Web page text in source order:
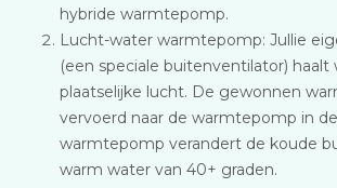
hybride warmtepomp.
Lucht-water warmtepomp: Jullie
(een speciale buitenventilator)
plaatselijke lucht. De gewonnen
vervoerd naar de warmtepomp in
warmtepomp verandert de koude
warm water van 40+ graden.